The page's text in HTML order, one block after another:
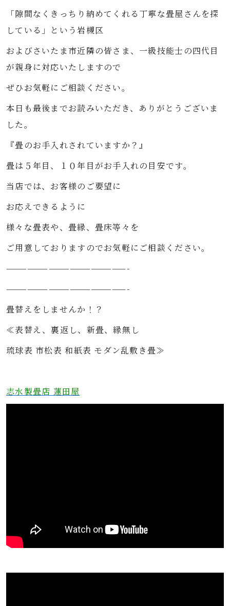
「隙間なくきっちり納めてくれる丁寧な畳屋さんを探
している」という岩槻区
およびさいたま市近隣の皆さま、一級技能士の四代目
が親身に対応いたしますので
ぜひお気軽にご相談ください。
本日も最後までお読みいただき、ありがとうございま
した。
『畳のお手入れされていますか？』
畳は５年目、１０年目がお手入れの目安です。
当店では、お客様のご要望に
お応えできるように
様々な畳表や、畳縁、畳床等々を
ご用意しておりますのでお気軽にご相談ください。
—————————————————-
—————————————————-
畳替えをしませんか！？
≪表替え、裏返し、新畳、縁無し
琉球表 市松表 和紙表 モダン乱敷き畳≫
志水製畳店 蓮田屋